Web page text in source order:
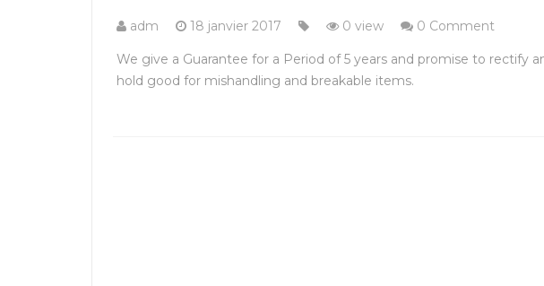
adm 18 janvier 2017 0 view 0 Comment
We give a Guarantee for a Period of 5 years and promise to
hold good for mishandling and breakable items.